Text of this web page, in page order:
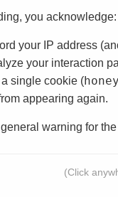
Wie immer wird hier
von der Hysterie
Die
sind dabei
you acknowledge:
your IP address
your interaction
single cookie (
appearing again.
warning for
(Click